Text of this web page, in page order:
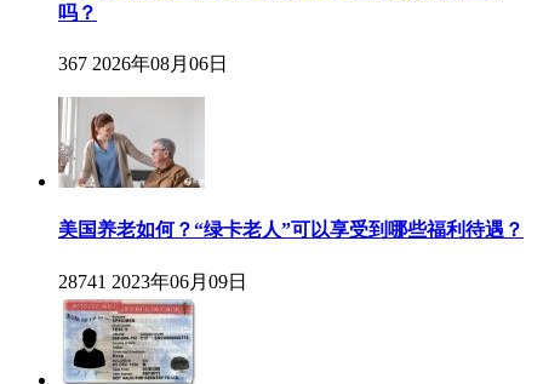
吗？
367 2026年08月06日
美国养老如何？“绿卡老人”可以享受到哪些福利待遇？
28741 2023年06月09日